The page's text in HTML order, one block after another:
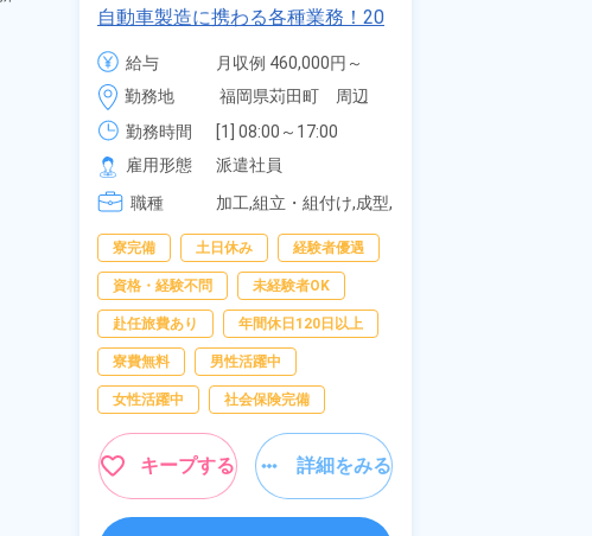
自動車製造に携わる各種業務！20
代～40代の男女活躍中★ワンルー
ム寮無料！マイカー通勤OK！無料
駐車場あり！赴任旅費会社負担！
社員食堂あり！日払いあり！土日
休み！特別賞与90万円支給！《福
岡県京都郡苅田町》
給与
月収例 460,000円～
480,000円
時給 1,900円～1,900円
勤務地
福岡県苅田町　周辺
勤務時間
[1] 08:00～17:00
[2] 20:00～05:00
[3] 06:30～15:00
[4] 14:30～23:00
雇用形態
派遣社員
職種
加工,組立・組付け,成型,
オペレーター,部品供
給・充填・運搬,検査,物
流・配送
寮完備 土日休み 経験者優遇
資格・経験不問 未経験者OK
赴任旅費あり 年間休日120日以上
寮費無料 男性活躍中
女性活躍中 社会保険完備
キープする 詳細をみる